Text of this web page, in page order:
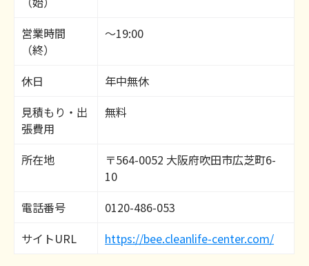
営業時間
（終）
～19:00
休日
年中無休
見積もり・出
張費用
無料
所在地
〒564-0052 大阪府吹田市広芝町6-
10
電話番号
0120-486-053
サイトURL
https://bee.cleanlife-center.com/